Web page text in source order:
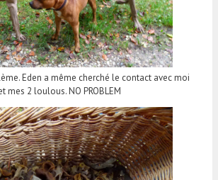
Eden a même cherché le contact avec moi
mes 2 loulous. NO PROBLEM